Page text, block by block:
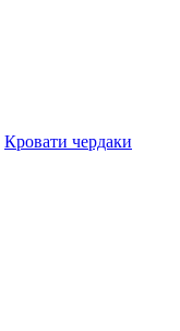
Кровати чердаки